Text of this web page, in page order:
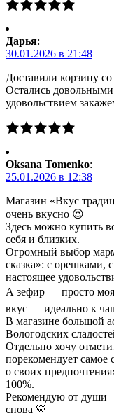
Дарья:
30.01.2026 в 21:48
Доставили корзину
Остались
удовольствием
Oksana Tomenko:
25.01.2026 в 12:38
Магазин «Вкус
очень вкусно 😍
Здесь можно купить
себя и близких.
Огромный выбор
сказка»: с орешками,
настоящее
А зефир — просто
вкус — идеально к
В магазине большой
Вологодских
Отдельно хочу
порекомендует самое
о своих
100%.
Рекомендую от души
снова 💛